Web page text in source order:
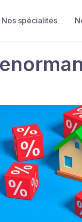
Nos spécialités